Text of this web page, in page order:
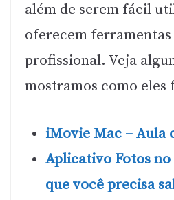
além de serem fácil
oferecem
profissional. Veja
mostramos como eles
iMovie Mac – Aula
Aplicativo Fotos
que você precisa